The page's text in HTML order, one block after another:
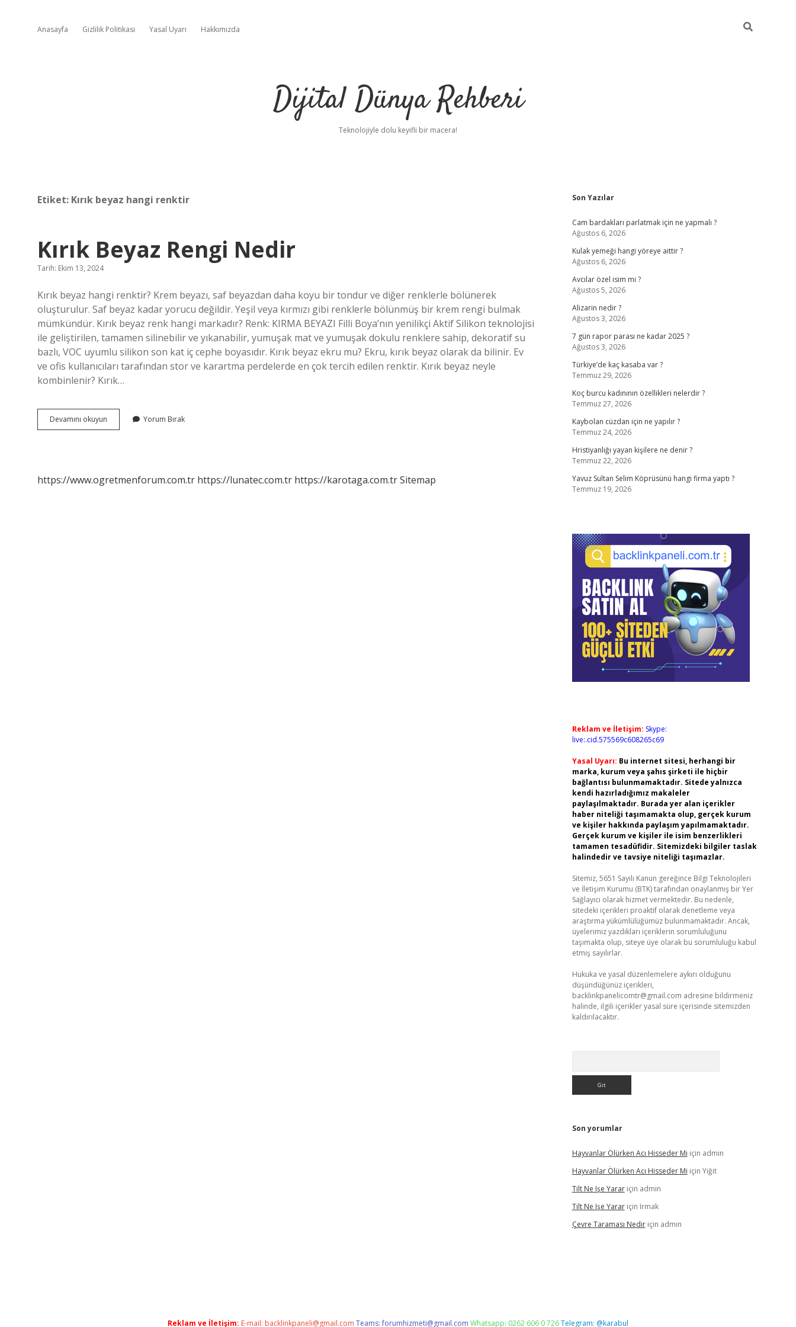
Anasayfa Gizlilik Politikası Yasal Uyarı Hakkımızda
Dijital Dünya Rehberi
Teknolojiyle dolu keyifli bir macera!
Etiket: Kırık beyaz hangi renktir
Kırık Beyaz Rengi Nedir
Tarih: Ekim 13, 2024
Kırık beyaz hangi renktir? Krem beyazı, saf beyazdan daha koyu bir tondur ve diğer renklerle bölünerek
oluşturulur. Saf beyaz kadar yorucu değildir. Yeşil veya kırmızı gibi renklerle bölünmüş bir krem ​​rengi bulmak
mümkündür. Kırık beyaz renk hangi markadır? Renk: KIRMA BEYAZI Filli Boya’nın yenilikçi Aktif Silikon teknolojisi
ile geliştirilen, tamamen silinebilir ve yıkanabilir, yumuşak mat ve yumuşak dokulu renklere sahip, dekoratif su
bazlı, VOC uyumlu silikon son kat iç cephe boyasıdır. Kırık beyaz ekru mu? Ekru, kırık beyaz olarak da bilinir. Ev
ve ofis kullanıcıları tarafından stor ve karartma perdelerde en çok tercih edilen renktir. Kırık beyaz neyle
kombinlenir? Kırık…
Devamını okuyun
Beyaz
Yorum Bırak
https://www.ogretmenforum.com.tr https://lunatec.com.tr https://karotaga.com.trSitemap
Sidebar
Son Yazılar
Cam bardakları parlatmak için ne yapmalı ?
Ağustos 6, 2026
Kulak yemeği hangi yöreye aittir ?
Ağustos 6, 2026
Avcılar özel isim mi ?
Ağustos 5, 2026
Alizarin nedir ?
Ağustos 3, 2026
7 gün rapor parası ne kadar 2025 ?
Ağustos 3, 2026
Türkiye’de kaç kasaba var ?
Temmuz 29, 2026
Koç burcu kadınının özellikleri nelerdir ?
Temmuz 27, 2026
Kaybolan cüzdan için ne yapılır ?
Temmuz 24, 2026
Hristiyanlığı yayan kişilere ne denir ?
Temmuz 22, 2026
Yavuz Sultan Selim Köprüsünü hangi firma yaptı ?
Temmuz 19, 2026
Reklam ve İletişim: Skype:
live:.cid.575569c608265c69
Yasal Uyarı: Bu internet sitesi, herhangi bir
marka, kurum veya şahıs şirketi ile hiçbir
bağlantısı bulunmamaktadır. Sitede yalnızca
kendi hazırladığımız makaleler
paylaşılmaktadır. Burada yer alan içerikler
haber niteliği taşımamakta olup, gerçek kurum
ve kişiler hakkında paylaşım yapılmamaktadır.
Gerçek kurum ve kişiler ile isim benzerlikleri
tamamen tesadüfidir. Sitemizdeki bilgiler taslak
halindedir ve tavsiye niteliği taşımazlar.
Sitemiz, 5651 Sayılı Kanun gereğince Bilgi Teknolojileri
ve İletişim Kurumu (BTK) tarafından onaylanmış bir Yer
Sağlayıcı olarak hizmet vermektedir. Bu nedenle,
sitedeki içerikleri proaktif olarak denetleme veya
araştırma yükümlülüğümüz bulunmamaktadır. Ancak,
üyelerimiz yazdıkları içeriklerin sorumluluğunu
taşımakta olup, siteye üye olarak bu sorumluluğu kabul
etmiş sayılırlar.
Hukuka ve yasal düzenlemelere aykırı olduğunu
düşündüğünüz içerikleri,
backlinkpanelicomtr@gmail.com adresine bildirmeniz
halinde, ilgili içerikler yasal süre içerisinde sitemizden
kaldırılacaktır.
Son yorumlar
Hayvanlar Ölürken Acı Hisseder Mi için admin
Hayvanlar Ölürken Acı Hisseder Mi için Yiğit
Tilt Ne Işe Yarariçin admin
Tilt Ne Işe Yarariçin Irmak
Çevre Taraması Nediriçin admin
Reklam ve İletişim: E-mail: backlinkpaneli@gmail.com Teams:forumhizmeti@gmail.com Whatsapp: 0262 606 0 726Telegram: @karabul